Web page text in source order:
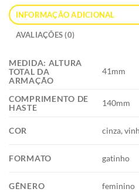
INFORMAÇÃO ADICIONAL
AVALIAÇÕES (0)
MEDIDA: ALTURA
TOTAL DA
ARMAÇÃO
41mm
COMPRIMENTO DE
HASTE
140mm
COR cinza,
FORMATO gatinho
GÊNERO feminino